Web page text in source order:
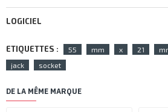
LOGICIEL
ETIQUETTES : 55 mm x 21
jack
socket
DE LA MÊME MARQUE